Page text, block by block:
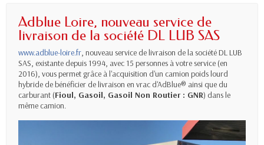
Adblue Loire, nouveau service de
livraison de la société DL LUB SAS
www.adblue-loire.fr, nouveau service de livraison de la société DL LUB
SAS, existante depuis 1994, avec 15 personnes à votre service (en
2016), vous permet grâce à l'acquisition d'un camion poids lourd
hybride de bénéficier de livraison en vrac d'AdBlue® ainsi que du
carburant (Fioul, Gasoil, Gasoil Non Routier : GNR) dans le
même camion.